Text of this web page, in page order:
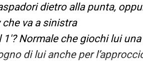
dietro alla punta,
va a sinistra
Normale che giochi lui una
di lui anche per